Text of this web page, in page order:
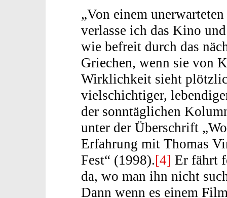
„Von einem
verlasse ich das Kino
wie befreit durch das
Griechen, wenn sie von
Wirklichkeit sieht
vielschichtiger,
der sonntäglichen
unter der Überschrift
Erfahrung mit Thomas
Fest“ (1998).[4] Er fährt
da, wo man ihn nicht
Dann wenn es einem